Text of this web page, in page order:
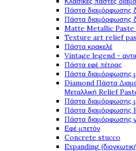
Πάστα διαμόρφωσης
Πάστα διαμόρφωσης
Matte Metallic Paste
Texture art relief
Πάστα κρακελέ
Vintage legend -
Πάστα εφέ πέτρας
Πάστα διαμόρφωσης
Diamond Πάστα
Μεταλλική Relief
Πάστα διαμόρφωσης
Πάστα
Πάστα διαμόρφωσης
Εφέ μπετόν
Concrete stucco
Expanding